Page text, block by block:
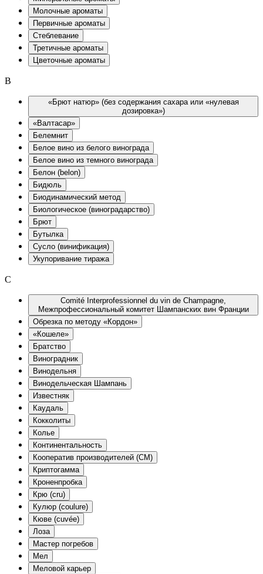
Молочные ароматы
Первичные ароматы
Стеблевание
Третичные ароматы
Цветочные ароматы
B
«Брют натюр» (без содержания сахара или «нулевая
дозировка»)
«Валтасар»
Белемнит
Белое вино из белого винограда
Белое вино из темного винограда
Белон (belon)
Бидюль
Биодинамический метод
Биологическое (виноградарство)
Брют
Бутылка
Сусло (винификация)
Укупоривание тиража
C
Comité Interprofessionnel du vin de Champagne,
Межпрофессиональный комитет Шампанских вин Франции
Oбрезка по методу «Кордон»
«Кошеле»
Братство
Виноградник
Винодельня
Винодельческая Шампань
Известняк
Каудаль
Кокколиты
Колье
Континентальность
Кооператив производителей (CM)
Криптогамма
Кроненпробка
Крю (cru)
Кулюр (coulure)
Кюве (cuvée)
Лоза
Мастер погребов
Мел
Меловой карьер